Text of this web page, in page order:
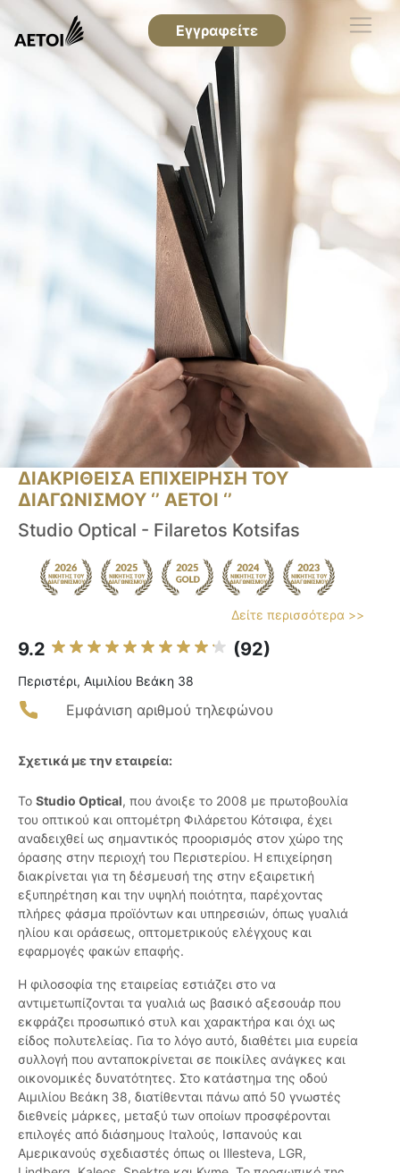
Εγγραφείτε
ΔΙΑΚΡΙΘΕΙΣΑ ΕΠΙΧΕΙΡΗΣΗ ΤΟΥ
ΔΙΑΓΩΝΙΣΜΟΥ ‘’ ΑΕΤΟΙ ‘’
Studio Optical - Filaretos Kotsifas
Δείτε περισσότερα >>
9.2 (92)
Περιστέρι, Αιμιλίου Βεάκη 38
Εμφάνιση αριθμού τηλεφώνου
Σχετικά με την εταιρεία:
Το Studio Optical, που άνοιξε το 2008 με πρωτοβουλία
του οπτικού και οπτομέτρη Φιλάρετου Κότσιφα, έχει
αναδειχθεί ως σημαντικός προορισμός στον χώρο της
όρασης στην περιοχή του Περιστερίου. Η επιχείρηση
διακρίνεται για τη δέσμευσή της στην εξαιρετική
εξυπηρέτηση και την υψηλή ποιότητα, παρέχοντας
πλήρες φάσμα προϊόντων και υπηρεσιών, όπως γυαλιά
ηλίου και οράσεως, οπτομετρικούς ελέγχους και
εφαρμογές φακών επαφής.
Η φιλοσοφία της εταιρείας εστιάζει στο να
αντιμετωπίζονται τα γυαλιά ως βασικό αξεσουάρ που
εκφράζει προσωπικό στυλ και χαρακτήρα και όχι ως
είδος πολυτελείας. Για το λόγο αυτό, διαθέτει μια ευρεία
συλλογή που ανταποκρίνεται σε ποικίλες ανάγκες και
οικονομικές δυνατότητες. Στο κατάστημα της οδού
Αιμιλίου Βεάκη 38, διατίθενται πάνω από 50 γνωστές
διεθνείς μάρκες, μεταξύ των οποίων προσφέρονται
επιλογές από διάσημους Ιταλούς, Ισπανούς και
Αμερικανούς σχεδιαστές όπως οι Illesteva, LGR,